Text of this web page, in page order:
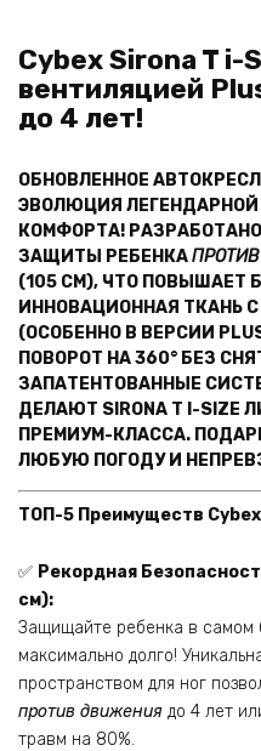
Cybex Sirona T i-
вентиляцией
до 4 лет!
ОБНОВЛЕННОЕ
ЭВОЛЮЦИЯ ЛЕГЕНДАРНОЙ
КОМФОРТА!
ЗАЩИТЫ РЕБЕНКА
(105 СМ), ЧТО ПОВЫШАЕТ
ИННОВАЦИОННАЯ ТКАНЬ
(ОСОБЕННО В ВЕРСИИ
ПОВОРОТ НА 360° БЕЗ
ЗАПАТЕНТОВАННЫЕ
ДЕЛАЮТ SIRONA T I-
ПРЕМИУМ-КЛАССА.
ЛЮБУЮ ПОГОДУ И
ТОП-5 Преимуществ
✅ Рекордная
см):
Защищайте ребенка в самом
максимально долго!
пространством для ног
против движения до 4 лет
травм на 80%.